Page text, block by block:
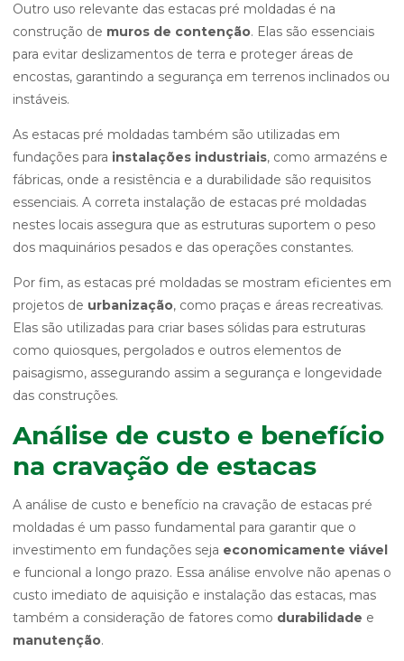
Outro uso relevante das estacas pré moldadas é na
construção de muros de contenção. Elas são essenciais
para evitar deslizamentos de terra e proteger áreas de
encostas, garantindo a segurança em terrenos inclinados ou
instáveis.
As estacas pré moldadas também são utilizadas em
fundações para instalações industriais, como armazéns e
fábricas, onde a resistência e a durabilidade são requisitos
essenciais. A correta instalação de estacas pré moldadas
nestes locais assegura que as estruturas suportem o peso
dos maquinários pesados e das operações constantes.
Por fim, as estacas pré moldadas se mostram eficientes em
projetos de urbanização, como praças e áreas recreativas.
Elas são utilizadas para criar bases sólidas para estruturas
como quiosques, pergolados e outros elementos de
paisagismo, assegurando assim a segurança e longevidade
das construções.
Análise de custo e benefício
na cravação de estacas
A análise de custo e benefício na cravação de estacas pré
moldadas é um passo fundamental para garantir que o
investimento em fundações seja economicamente viável
e funcional a longo prazo. Essa análise envolve não apenas o
custo imediato de aquisição e instalação das estacas, mas
também a consideração de fatores como durabilidade e
manutenção.